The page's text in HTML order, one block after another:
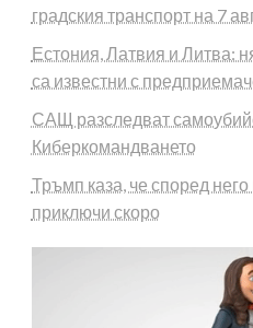
градския транспорт на 7
Естония, Латвия и Литва:
са известни с
САЩ разследват
Киберкомандването
Тръмп каза, че според
приключи скоро